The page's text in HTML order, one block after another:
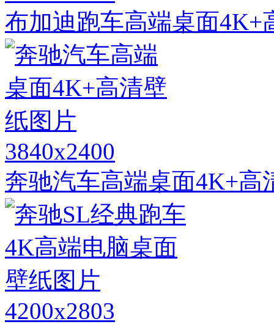
布加迪跑车高端桌面4K+
3840x2400
奔驰汽车高端桌面4K+高
4200x2803